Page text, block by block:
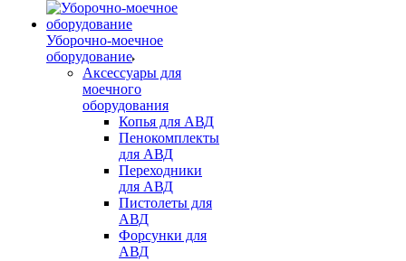
Уборочно-моечное
оборудование
Аксессуары для
моечного
оборудования
Копья для АВД
Пенокомплекты
для АВД
Переходники
для АВД
Пистолеты для
АВД
Форсунки для
АВД